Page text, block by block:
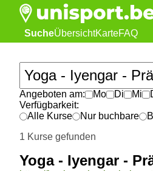
SucheÜbersichtKarteFAQ
Angeboten am: Mo Di Mi
Verfügbarkeit:
Alle Kurse
Nur buchbare
1 Kurse gefunden
Yoga - Iyengar -